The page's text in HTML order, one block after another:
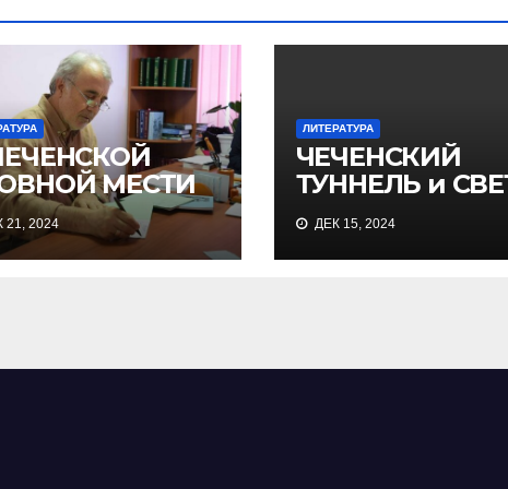
МЕСТИ
21, 2024
ЛИТЕРАТУРА
ЧЕЧЕНСКИЙ
ТУННЕЛЬ и
ДЕК 15, 2024